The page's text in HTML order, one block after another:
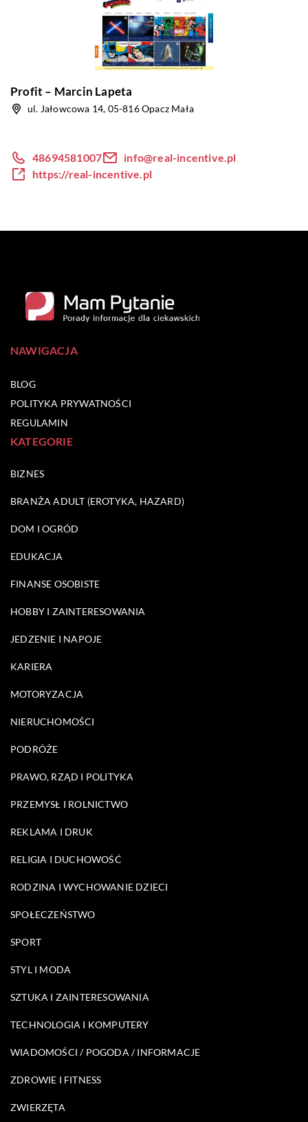
Profit – Marcin Lapeta
ul. Jałowcowa 14, 05-816 Opacz Mała
48694581007
info@real-incentive.pl
https://real-incentive.pl
NAWIGACJA
BLOG
POLITYKA PRYWATNOŚCI
REGULAMIN
KATEGORIE
BIZNES
BRANŻA ADULT (EROTYKA, HAZARD)
DOM I OGRÓD
EDUKACJA
FINANSE OSOBISTE
HOBBY I ZAINTERESOWANIA
JEDZENIE I NAPOJE
KARIERA
MOTORYZACJA
NIERUCHOMOŚCI
PODRÓŻE
PRAWO, RZĄD I POLITYKA
PRZEMYSŁ I ROLNICTWO
REKLAMA I DRUK
RELIGIA I DUCHOWOŚĆ
RODZINA I WYCHOWANIE DZIECI
SPOŁECZEŃSTWO
SPORT
STYL I MODA
SZTUKA I ZAINTERESOWANIA
TECHNOLOGIA I KOMPUTERY
WIADOMOŚCI / POGODA / INFORMACJE
ZDROWIE I FITNESS
ZWIERZĘTA